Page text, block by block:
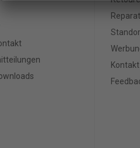
Kontakt